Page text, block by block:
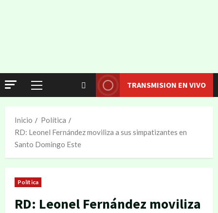
TRANSMISION EN VIVO
Inicio
Política
RD: Leonel Fernández moviliza a sus simpatizantes en
Santo Domingo Este
Política
RD: Leonel Fernández moviliza